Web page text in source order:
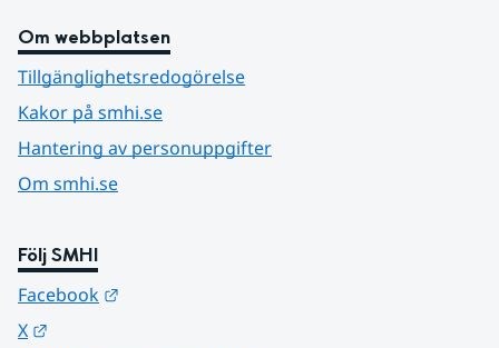
Om webbplatsen
Tillgänglighetsredogörelse
Kakor på smhi.se
Hantering av personuppgifter
Om smhi.se
Följ SMHI
Facebook
X